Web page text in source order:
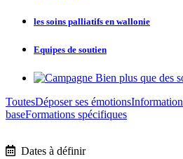
les soins palliatifs en wallonie
Equipes de soutien
ToutesDéposer ses émotionsInformation
baseFormations spécifiques
Dates à définir